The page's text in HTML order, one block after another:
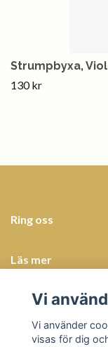
Strumpbyxa,
130 kr
Ring oss
Läs mer
Sociala medier
Vi
Vi använder
visas för dig